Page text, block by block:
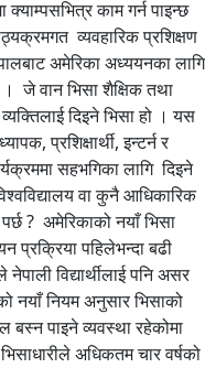
क्याम्पसभित्र काम गर्न पाइन्छ
व्यवहारिक प्रशिक्षण
अमेरिका अध्ययनका लागि
। जे वान भिसा शैक्षिक तथा
दिइने भिसा हो । यस
प्रशिक्षार्थी, इन्टर्न र
सहभगिका लागि दिइने
वा कुनै आधिकारिक
? अमेरिकाको नयाँ भिसा
प्रक्रिया पहिलेभन्दा बढी
विद्यार्थीलाई पनि असर
नयाँ नियम अनुसार भिसाको
पाइने व्यवस्था रहेकोमा
अधिकतम चार वर्षको